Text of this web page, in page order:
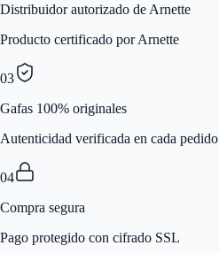
Distribuidor autorizado de Arnette
Producto certificado por Arnette
03
Gafas 100% originales
Autenticidad verificada en cada pedido
04
Compra segura
Pago protegido con cifrado SSL